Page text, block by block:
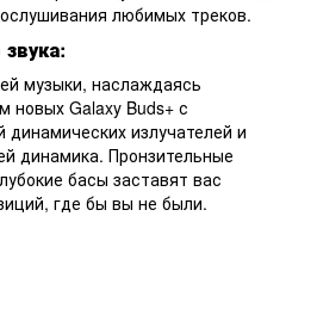
любимых треков.
музыки, наслаждаясь
новых Galaxy Buds+ с
динамических излучателей и
динамика. Пронзительные
басы заставят вас
где бы вы не были.